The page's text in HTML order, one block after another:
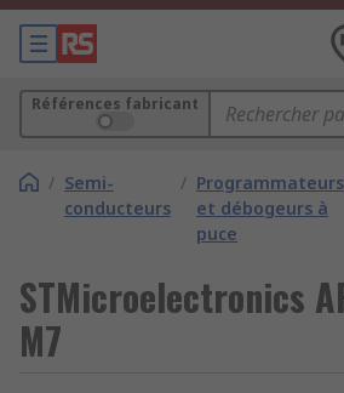
Références fabricant
/ Semi-
conducteurs
/ Programmateurs
et débogeurs à
puce
STMicroelectronics
M7